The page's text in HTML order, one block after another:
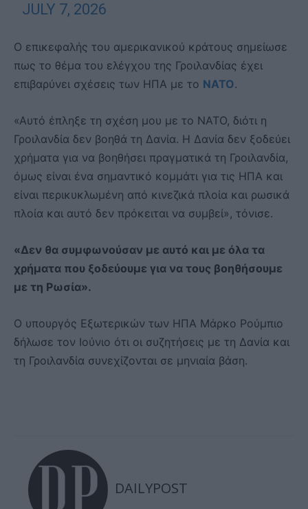
JULY 7, 2026
Ο επικεφαλής του αμερικανικού κράτους σημείωσε
πως το θέμα του ελέγχου της Γροιλανδίας έχει
επιβαρύνει σχέσεις των ΗΠΑ με το ΝΑΤΟ.
«Αυτό έπληξε τη σχέση μου με το ΝΑΤΟ, διότι η
Γροιλανδία δεν βοηθά τη Δανία. Η Δανία δεν ξοδεύει
χρήματα για να βοηθήσει πραγματικά τη Γροιλανδία,
όμως είναι ένα σημαντικό κομμάτι για τις ΗΠΑ και
είναι περικυκλωμένη από κινεζικά πλοία και ρωσικά
πλοία και αυτό δεν πρόκειται να συμβεί», τόνισε.
«Δεν θα συμφωνούσαν με αυτό και με όλα τα
χρήματα που ξοδεύουμε για να τους βοηθήσουμε
με τη Ρωσία».
Ο υπουργός Εξωτερικών των ΗΠΑ Μάρκο Ρούμπιο
δήλωσε τον Ιούνιο ότι οι συζητήσεις με τη Δανία και
τη Γροιλανδία συνεχίζονται σε μηνιαία βάση.
DAILYPOST